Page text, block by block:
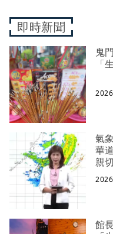
即時新聞
鬼
「
氣
華
親切
館